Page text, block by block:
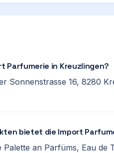
Parfumerie in Kreuzlingen?
Sonnenstrasse 16, 8280
bietet die Import
an Parfüms, Eau de